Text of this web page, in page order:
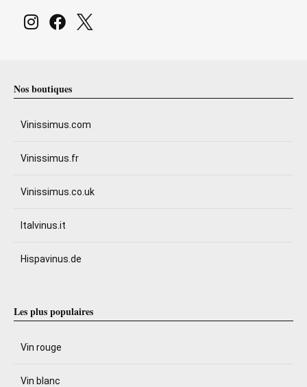
Nos boutiques
Vinissimus.com
Vinissimus.fr
Vinissimus.co.uk
Italvinus.it
Hispavinus.de
Les plus populaires
Vin rouge
Vin blanc